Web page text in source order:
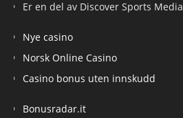
Er en del av Discover Sports Media
Nye casino
Norsk Online Casino
Casino bonus uten innskudd
Bonusradar.it